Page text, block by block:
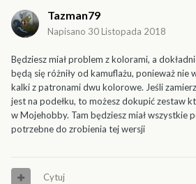
Tazman79
Napisano 30 Listopada 2018
Będziesz miał problem z kolorami, a
będą się różniły od kamuflażu, ponieważ nie
kalki z patronami dwu kolorowe. Jeśli
jest na podełku, to możesz dokupić zestaw
w Mojehobby. Tam będziesz miał wszystkie
potrzebne do zrobienia tej wersji
Cytuj